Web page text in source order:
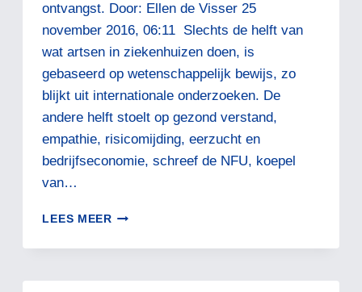
ontvangst. Door: Ellen de Visser 25
november 2016, 06:11 Slechts de helft van
wat artsen in ziekenhuizen doen, is
gebaseerd op wetenschappelijk bewijs, zo
blijkt uit internationale onderzoeken. De
andere helft stoelt op gezond verstand,
empathie, risicomijding, eerzucht en
bedrijfseconomie, schreef de NFU, koepel
van…
LEES MEERMEDISCH
WETENSCHAPPELIJK.